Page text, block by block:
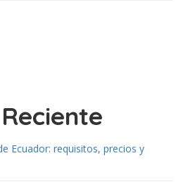
Ecuador: requisitos, precios y